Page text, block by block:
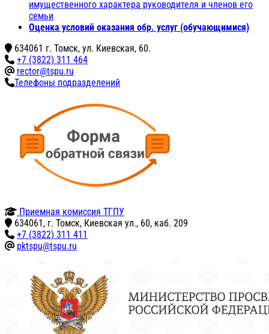
имущественного характера руководителя и членов его
семьи
Оценка условий оказания обр. услуг (обучающимися)
634061 г. Томск, ул. Киевская, 60.
+7 (3822) 311 464
rector@tspu.ru
Телефоны подразделений
Приемная комиссия ТГПУ
634061, г. Томск, Киевская ул., 60, каб. 209
+7 (3822) 311 411
pktspu@tspu.ru